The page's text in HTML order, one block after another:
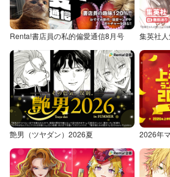
Renta!書店員の私的偏愛通信8月号 集英社
艶男（ツヤダン）2026夏 2026年